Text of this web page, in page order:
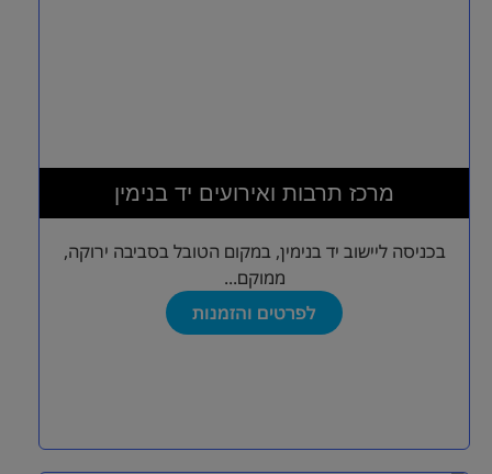
מרכז תרבות ואירועים יד בנימין
בכניסה ליישוב יד בנימין, במקום הטובל בסביבה ירוקה,
ממוקם...
לפרטים והזמנות